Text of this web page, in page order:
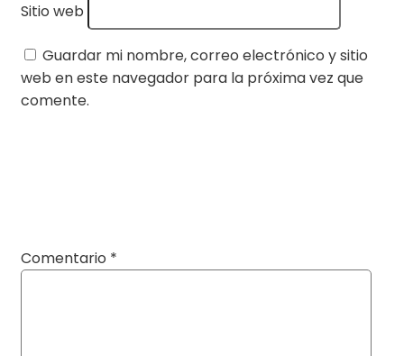
Sitio web
Guardar mi nombre, correo electrónico y sitio
web en este navegador para la próxima vez que
comente.
Comentario *